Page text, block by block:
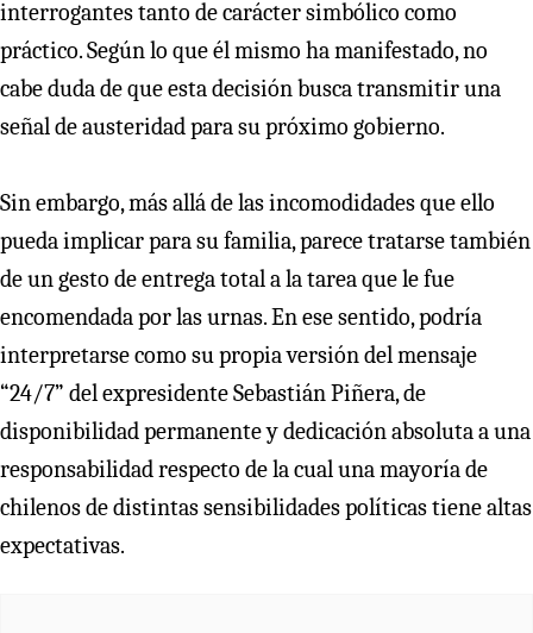
interrogantes tanto de carácter simbólico como
práctico. Según lo que él mismo ha manifestado, no
cabe duda de que esta decisión busca transmitir una
señal de austeridad para su próximo gobierno.
Sin embargo, más allá de las incomodidades que ello
pueda implicar para su familia, parece tratarse también
de un gesto de entrega total a la tarea que le fue
encomendada por las urnas. En ese sentido, podría
interpretarse como su propia versión del mensaje
“24/7” del expresidente Sebastián Piñera, de
disponibilidad permanente y dedicación absoluta a una
responsabilidad respecto de la cual una mayoría de
chilenos de distintas sensibilidades políticas tiene altas
expectativas.